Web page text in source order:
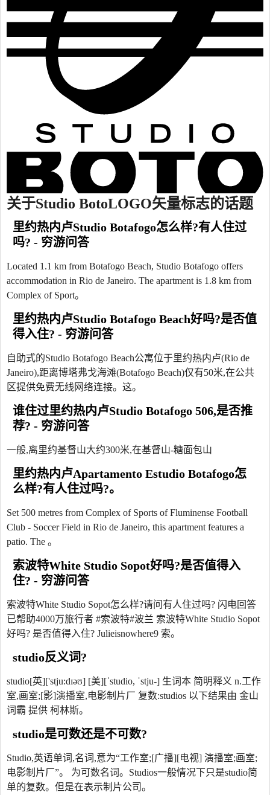
关于Studio BotoLOGO矢量标志的话题
里约热内卢Studio Botafogo怎么样?有人住过
吗? - 穷游问答
Located 1.1 km from Botafogo Beach, Studio Botafogo offers
accommodation in Rio de Janeiro. The apartment is 1.8 km from
Complex of Sport。
里约热内卢Studio Botafogo Beach好吗?是否值
得入住? - 穷游问答
自助式的Studio Botafogo Beach公寓位于里约热内卢(Rio de
Janeiro),距离博塔弗戈海滩(Botafogo Beach)仅有50米,在公共
区提供免费无线网络连接。这。
谁住过里约热内卢Studio Botafogo 506,是否推
荐? - 穷游问答
一般,离里约基督山大约300米,在基督山-糖面包山
里约热内卢Apartamento Estudio Botafogo怎
么样?有人住过吗?。
Set 500 metres from Complex of Sports of Fluminense Football
Club - Soccer Field in Rio de Janeiro, this apartment features a
patio. The 。
索波特White Studio Sopot好吗?是否值得入
住? - 穷游问答
索波特White Studio Sopot怎么样?请问有人住过吗? 闪电回答
已帮助4000万旅行者 #索波特#波兰 索波特White Studio Sopot
好吗? 是否值得入住? Julieisnowhere9 索。
studio反义词?
studio[英]['stju:dɪəʊ] [美][ˈstudio, ˈstju-] 生词本 简明释义 n.工作
室,画室;[影]演播室,电影制片厂 复数:studios 以下结果由 金山
词霸 提供 柯林斯。
studio是可数还是不可数?
Studio,英语单词,名词,意为“工作室;[广播][电视] 演播室;画室;
电影制片厂”。 为可数名词。Studios一般情况下只是studio简
单的复数。但是在表示制片公司。